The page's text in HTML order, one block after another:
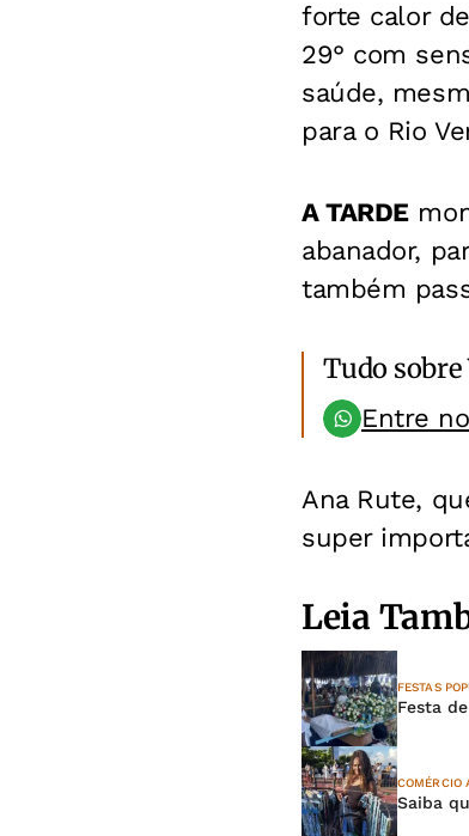
forte calor
29° com
saúde,
para o Rio
A TARDE
abanador,
também
Tudo sobre
Entre
Ana Rute,
super
Leia
FESTAS
Festa
COMÉRCIO
Saiba